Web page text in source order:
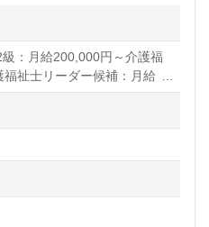
：月給200,000円～介護福
祉士リーダー候補：月給
善金を別途支給 賞与あり 昇